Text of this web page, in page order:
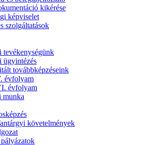
kikérése
képviselet
szolgáltatások
tevékenységünk
ügyintézés
továbbképzéseink
évfolyam
évfolyam
követelmények